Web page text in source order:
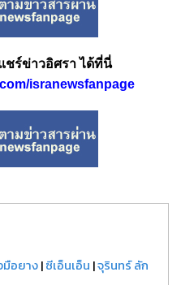
ชร์ข่าวอิศรา ได้ที่นี่
isranewsfanpage
อยาง|ซีเอ็นเอ็น |จุรินทร์ ลัก